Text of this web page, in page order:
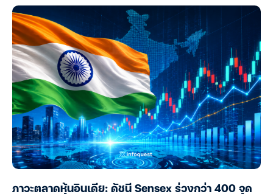
ภาวะตลาดหุ้นอินเดีย: ดัชนี Sensex ร่วงกว่า 400 จุด